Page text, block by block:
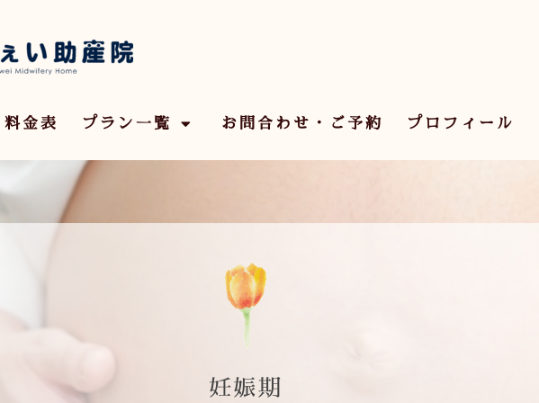
料金表 プラン一覧 お問合わせ・ご予約 プロフィール
妊娠期